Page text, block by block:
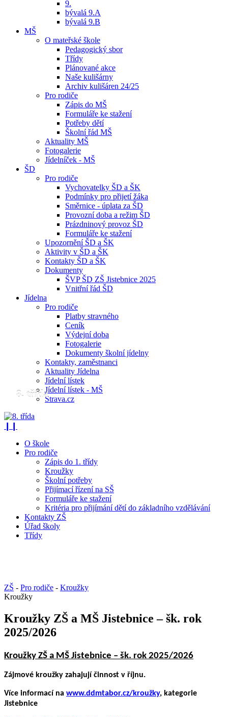
9.
bývalá 9.A
bývalá 9.B
MŠ
O mateřské škole
Pedagogický sbor
Třídy
Plánované akce
Naše kulišárny
Archiv kulišáren 24/25
Pro rodiče
Zápis do MŠ
Formuláře ke stažení
Potřeby dětí
Školní řád MŠ
Aktuality MŠ
Fotogalerie
Jídelníček - MŠ
ŠD
Pro rodiče
Vychovatelky ŠD a ŠK
Podmínky pro přijetí žáka
Směrnice - úplata za ŠD
Provozní doba a režim ŠD
Prázdninový provoz ŠD
Formuláře ke stažení
Upozornění ŠD a ŠK
Aktivity v ŠD a ŠK
Kontakty ŠD a ŠK
Dokumenty
ŠVP ŠD ZŠ Jistebnice 2025
Vnitřní řád ŠD
Jídelna
Pro rodiče
Platby stravného
Ceník
Výdejní doba
Fotogalerie
Dokumenty školní jídelny
Kontakty, zaměstnanci
Aktuality Jídelna
Jídelní lístek
Jídelní lístek - MŠ
Strava.cz
8. třída
O škole
Pro rodiče
Zápis do 1. třídy
Kroužky
Školní potřeby
Přijímací řízení na SŠ
Formuláře ke stažení
Kritéria pro přijímání dětí do základního vzdělávání
Kontakty ZŠ
Úřad školy
Třídy
ZŠ - Pro rodiče - Kroužky
Kroužky
Kroužky ZŠ a MŠ Jistebnice – šk. rok
2025/2026
Kroužky ZŠ a MŠ Jistebnice – šk. rok 2025/2026
Zájmové kroužky zahajují činnost v říjnu.
Více informací na www.ddmtabor.cz/kroužky, kategorie
Jistebnice